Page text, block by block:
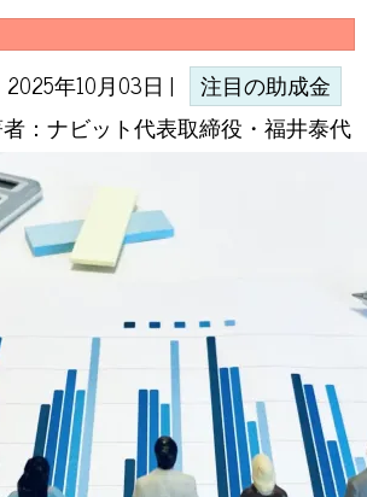
2025年10月03日 |
注目の助成金
：ナビット代表取締役・福井泰代